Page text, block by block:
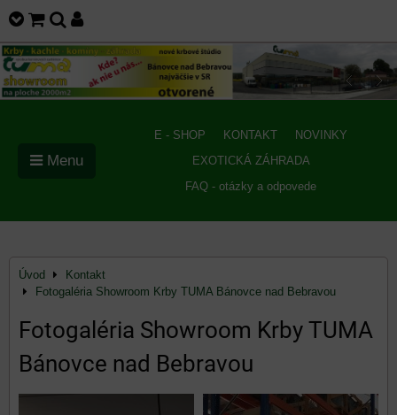
E - SHOP KONTAKT
NOVINKY
EXOTICKÁ ZÁHRADA
FAQ - otázky a odpovede
Menu
Úvod
Kontakt
Fotogaléria Showroom Krby TUMA Bánovce nad Bebravou
Fotogaléria Showroom Krby TUMA
Bánovce nad Bebravou